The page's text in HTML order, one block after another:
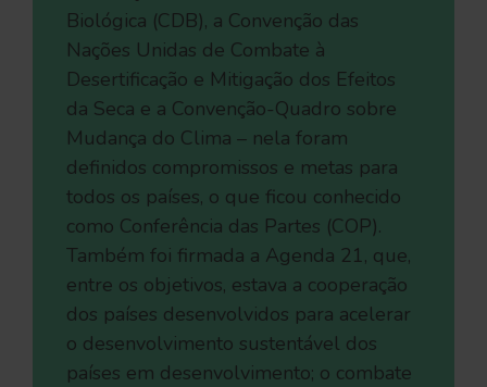
Biológica (CDB), a Convenção das
Nações Unidas de Combate à
Desertificação e Mitigação dos Efeitos
da Seca e a Convenção-Quadro sobre
Mudança do Clima – nela foram
definidos compromissos e metas para
todos os países, o que ficou conhecido
como Conferência das Partes (COP).
Também foi firmada a Agenda 21, que,
entre os objetivos, estava a cooperação
dos países desenvolvidos para acelerar
o desenvolvimento sustentável dos
países em desenvolvimento; o combate